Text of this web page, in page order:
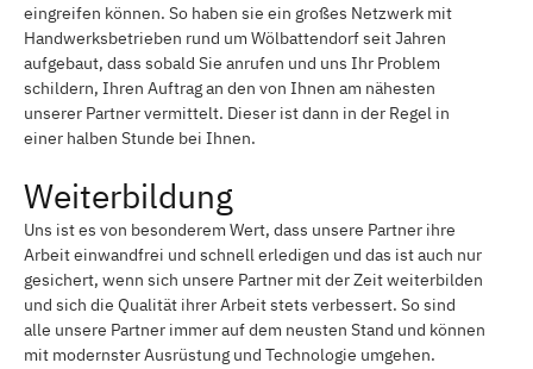
eingreifen können. So haben sie ein großes Netzwerk mit
Handwerksbetrieben rund um Wölbattendorf seit Jahren
aufgebaut, dass sobald Sie anrufen und uns Ihr Problem
schildern, Ihren Auftrag an den von Ihnen am nähesten
unserer Partner vermittelt. Dieser ist dann in der Regel in
einer halben Stunde bei Ihnen.
Weiterbildung
Uns ist es von besonderem Wert, dass unsere Partner ihre
Arbeit einwandfrei und schnell erledigen und das ist auch nur
gesichert, wenn sich unsere Partner mit der Zeit weiterbilden
und sich die Qualität ihrer Arbeit stets verbessert. So sind
alle unsere Partner immer auf dem neusten Stand und können
mit modernster Ausrüstung und Technologie umgehen.